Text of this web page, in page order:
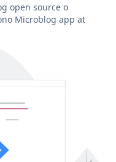
open source o
Microblog app at